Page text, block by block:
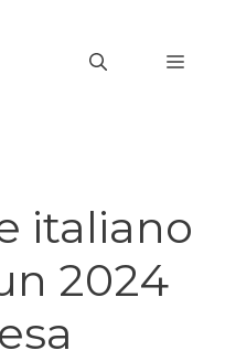
italiano
2024